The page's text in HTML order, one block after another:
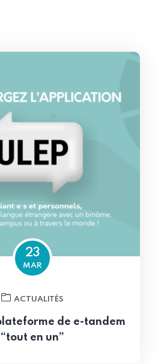
23
MAR
ACTUALITÉS
de e-tandem
“tout en un”